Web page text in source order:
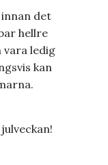
det
hellre
vara ledig
kan